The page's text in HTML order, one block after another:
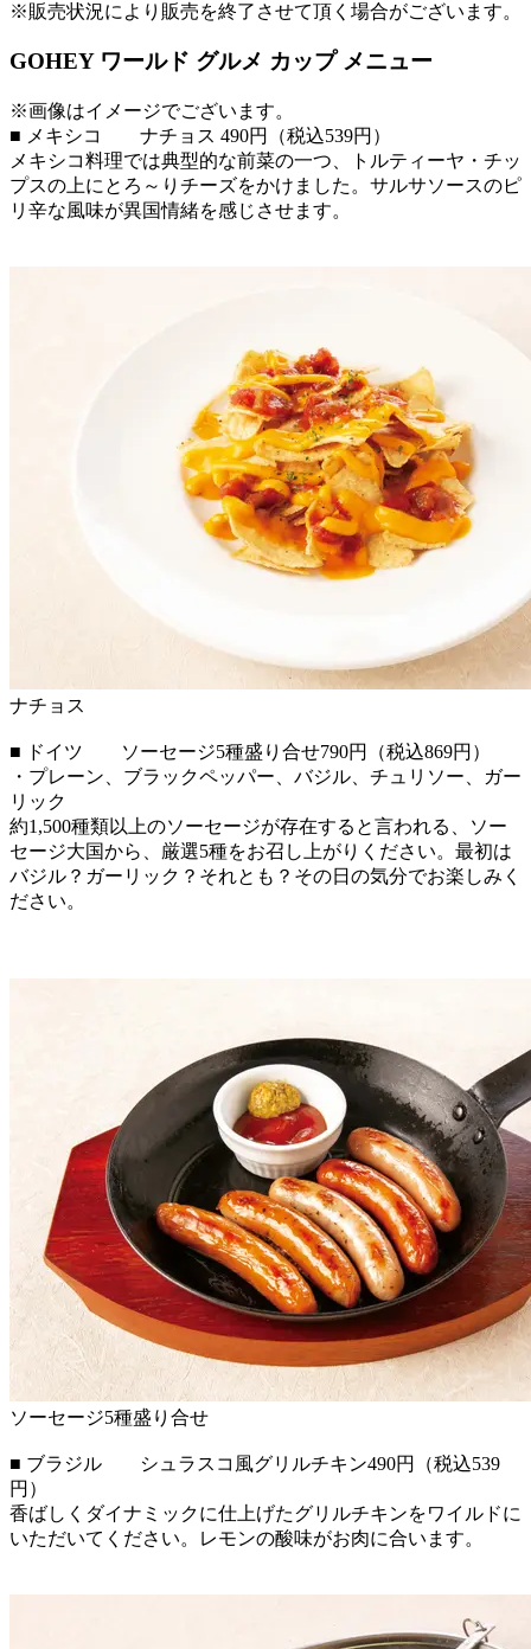
※販売状況により販売を終了させて頂く場合がございます。
GOHEY ワールド グルメ カップ メニュー
※画像はイメージでございます。
■ メキシコ ナチョス 490円（税込539円）
メキシコ料理では典型的な前菜の一つ、トルティーヤ・チッ
プスの上にとろ～りチーズをかけました。サルサソースのピ
リ辛な風味が異国情緒を感じさせます。
ナチョス
■ ドイツ ソーセージ5種盛り合せ790円（税込869円）
・プレーン、ブラックペッパー、バジル、チュリソー、ガー
リック
約1,500種類以上のソーセージが存在すると言われる、ソー
セージ大国から、厳選5種をお召し上がりください。最初は
バジル？ガーリック？それとも？その日の気分でお楽しみく
ださい。
ソーセージ5種盛り合せ
■ ブラジル シュラスコ風グリルチキン490円（税込539
円）
香ばしくダイナミックに仕上げたグリルチキンをワイルドに
いただいてください。レモンの酸味がお肉に合います。